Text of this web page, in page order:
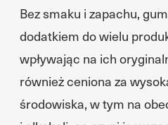
Bez smaku i zapachu,
dodatkiem do wielu
wpływając na ich
również ceniona za
środowiska, w tym na